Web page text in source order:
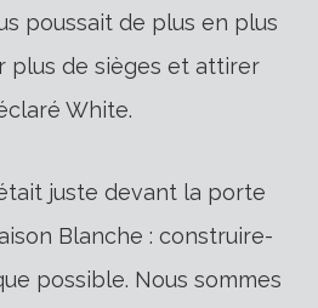
poussait de plus en plus
plus de sièges et attirer
White.
juste devant la porte
Blanche : construire-
possible. Nous sommes